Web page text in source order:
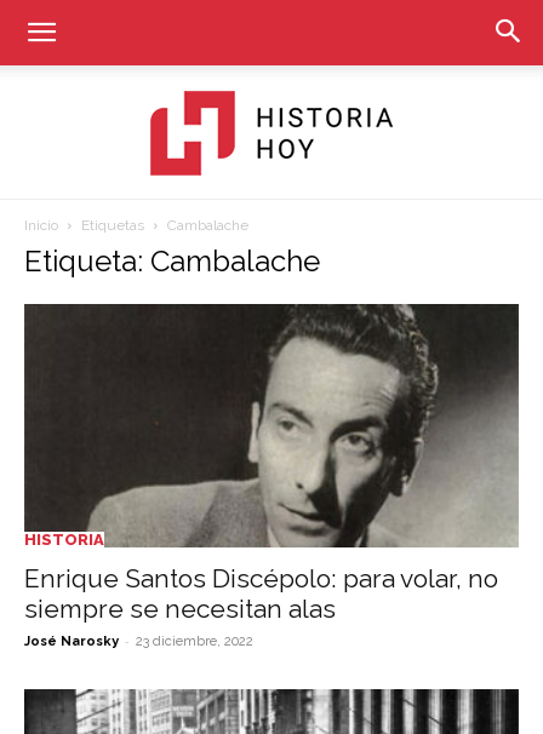
Hoy
Inicio Etiquetas Cambalache
Etiqueta: Cambalache
HISTORIA
Enrique Santos Discépolo: para volar, no
siempre se necesitan alas
José Narosky - 23 diciembre, 2022